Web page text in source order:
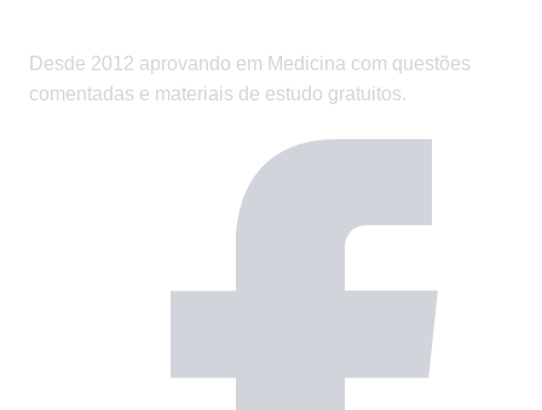
Desde 2012 aprovando em Medicina com questões
comentadas e materiais de estudo gratuitos.